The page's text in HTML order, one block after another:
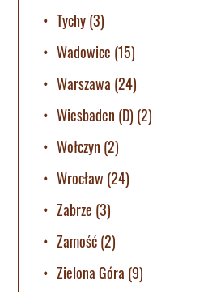
Tychy(3)
Wadowice (15)
Warszawa (24)
Wiesbaden (D) (2)
Wołczyn (2)
Wrocław (24)
Zabrze (3)
Zamość(2)
Zielona Góra (9)